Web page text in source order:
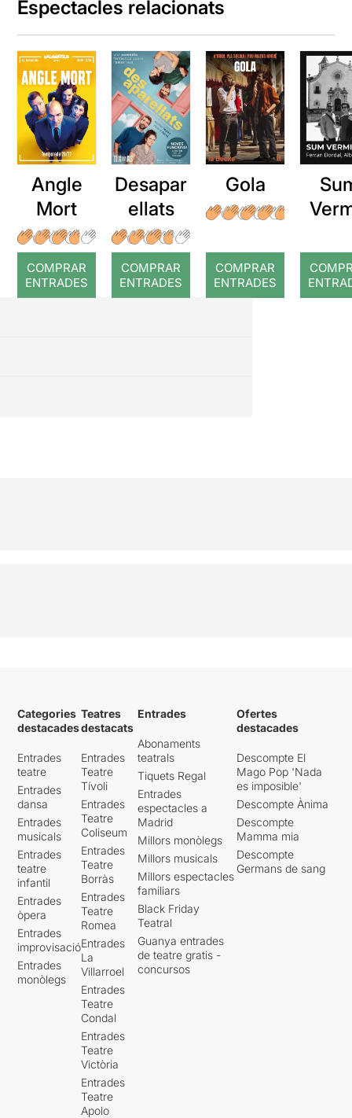
Espectacles relacionats
Angle
Mort
COMPRAR
ENTRADES
Desapar
ellats
COMPRAR
ENTRADES
Gola
COMPRAR
ENTRADES
Categories
destacades
Entrades
teatre
Entrades
dansa
Entrades
musicals
Entrades
teatre
infantil
Entrades
òpera
Entrades
improvisació
Entrades
monòlegs
Teatres
destacats
Entrades
Teatre
Tívoli
Entrades
Teatre
Coliseum
Entrades
Teatre
Borràs
Entrades
Teatre
Romea
Entrades
La
Villarroel
Entrades
Teatre
Condal
Entrades
Teatre
Victòria
Entrades
Teatre
Apolo
Entrades
Abonaments
teatrals
Tiquets Regal
Entrades
espectacles a
Madrid
Millors monòlegs
Millors musicals
Millors espectacles
familiars
Black Friday
Teatral
Guanya entrades
de teatre gratis -
concursos
Ofertes
destacades
Descompte El
Mago Pop 'Nada
es imposible'
Descompte Ànima
Descompte
Mamma mia
Descompte
Germans de sang